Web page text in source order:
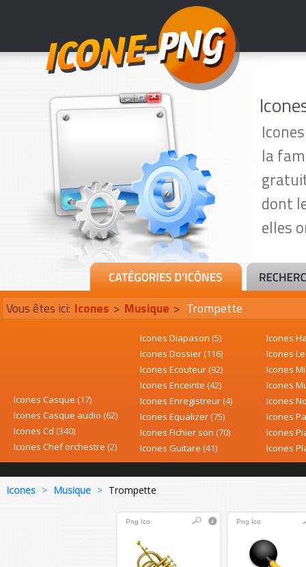
la
dont
elles
Vous êtes ici: Icones > Musique > Trompette
Icones Casque (17)
Icones Casque audio (62)
Icones Cd (340)
Icones Chef orchestre (2)
Icones Diapason (5)
Icones Dossier(116)
Icones Ecouteur(92)
Icones Enceinte (42)
Icones Enregistreur (4)
Icones Equalizer (75)
Icones Fichier son (70)
Icones Guitare (41)
Icones
Icones
Icones
Icones
Icones
Icones
Icones
Icones
Icones > Musique > Trompette
Png Ico Png Ico